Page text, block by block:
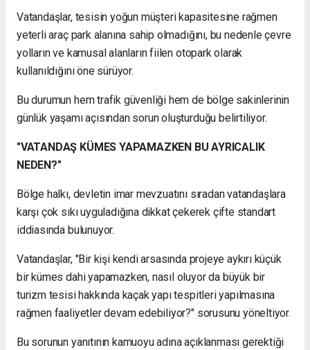
Vatandaşlar, tesisin yoğun müşteri kapasitesine rağmen
yeterli araç park alanına sahip olmadığını, bu nedenle çevre
yolların ve kamusal alanların fiilen otopark olarak
kullanıldığını öne sürüyor.
Bu durumun hem trafik güvenliği hem de bölge sakinlerinin
günlük yaşamı açısından sorun oluşturduğu belirtiliyor.
"VATANDAŞ KÜMES YAPAMAZKEN BU AYRICALIK
NEDEN?"
Bölge halkı, devletin imar mevzuatını sıradan vatandaşlara
karşı çok sıkı uyguladığına dikkat çekerek çifte standart
iddiasında bulunuyor.
Vatandaşlar, "Bir kişi kendi arsasında projeye aykırı küçük
bir kümes dahi yapamazken, nasıl oluyor da büyük bir
turizm tesisi hakkında kaçak yapı tespitleri yapılmasına
rağmen faaliyetler devam edebiliyor?" sorusunu yöneltiyor.
Bu sorunun yanıtının kamuoyu adına açıklanması gerektiği